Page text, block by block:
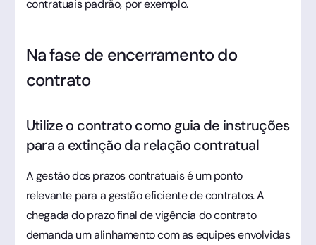
contratuais padrão, por exemplo.
Na fase de encerramento do
contrato
Utilize o contrato como guia de instruções
para a extinção da relação contratual
A gestão dos prazos contratuais é um ponto
relevante para a gestão eficiente de contratos. A
chegada do prazo final de vigência do contrato
demanda um alinhamento com as equipes envolvidas